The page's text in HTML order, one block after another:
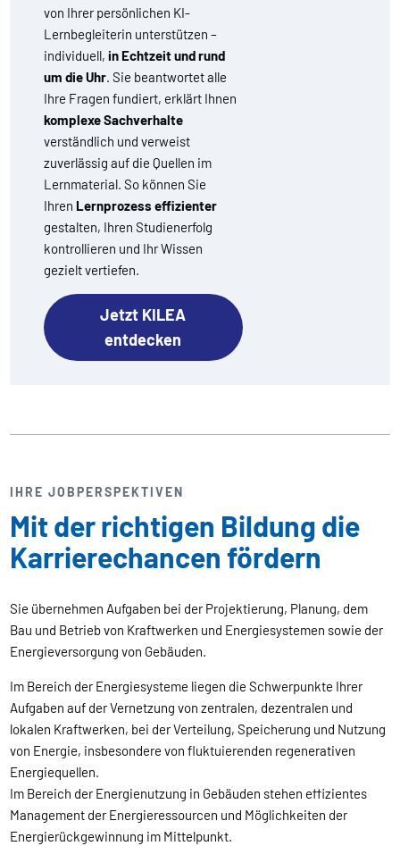
von Ihrer persönlichen KI-
Lernbegleiterin unterstützen –
individuell, in Echtzeit und rund
um die Uhr. Sie beantwortet alle
Ihre Fragen fundiert, erklärt Ihnen
komplexe Sachverhalte
verständlich und verweist
zuverlässig auf die Quellen im
Lernmaterial. So können Sie
Ihren Lernprozess effizienter
gestalten, Ihren Studienerfolg
kontrollieren und Ihr Wissen
gezielt vertiefen.
Jetzt KILEA
entdecken
IHRE JOBPERSPEKTIVEN
Mit der richtigen Bildung die
Karrierechancen fördern
Sie übernehmen Aufgaben bei der Projektierung, Planung, dem
Bau und Betrieb von Kraftwerken und Energiesystemen sowie der
Energieversorgung von Gebäuden.
Im Bereich der Energiesysteme liegen die Schwerpunkte Ihrer
Aufgaben auf der Vernetzung von zentralen, dezentralen und
lokalen Kraftwerken, bei der Verteilung, Speicherung und Nutzung
von Energie, insbesondere von fluktuierenden regenerativen
Energiequellen.
Im Bereich der Energienutzung in Gebäuden stehen effizientes
Management der Energieressourcen und Möglichkeiten der
Energierückgewinnung im Mittelpunkt.